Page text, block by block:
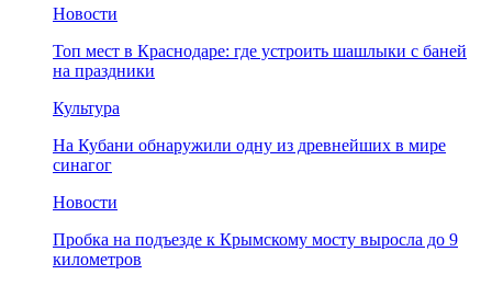
Новости
Топ мест в Краснодаре: где устроить шашлыки с баней
на праздники
Культура
На Кубани обнаружили одну из древнейших в мире
синагог
Новости
Пробка на подъезде к Крымскому мосту выросла до 9
километров